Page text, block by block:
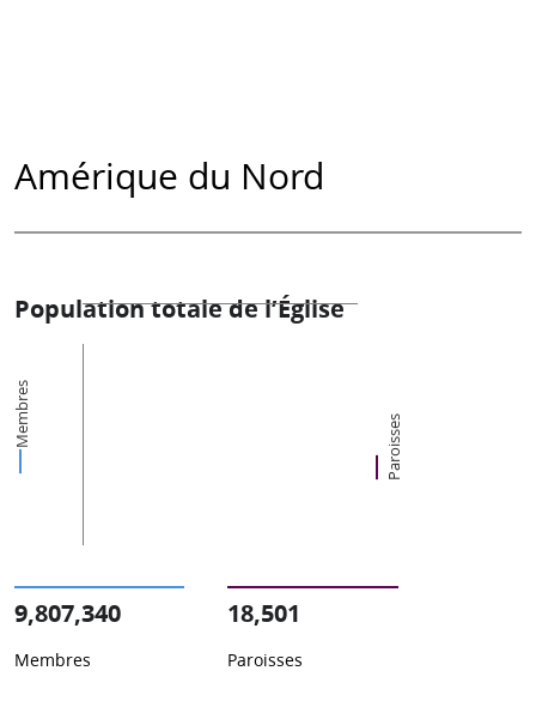
Amérique du Nord
Population totale de l’Église
Membres Paroisses
9,807,340
Membres
18,501
Paroisses